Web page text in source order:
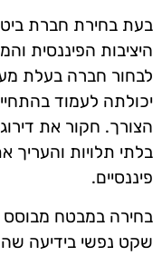
בעת בחירת חברת
היציבות הפיננסית
לבחור חברה בעלת
יכולתה לעמוד
הצורך. חקור את
בלתי תלויות והעריך
פיננסיים.
בחירה במבטח מבוסס
שקט נפשי בידיעה